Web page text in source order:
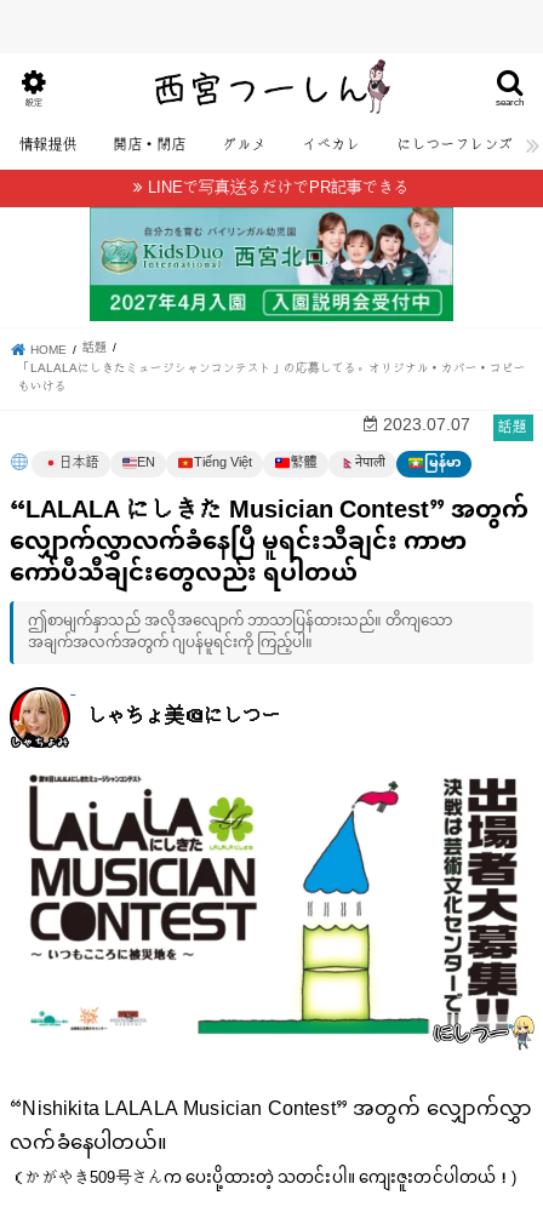
search
設定
情報提供 開店・閉店 グルメ イベカレ にしつーフレンズ
LINEで写真送るだけでPR記事できる
HOME 話題
「LALALAにしきたミュージシャンコンテスト」の応募してる。オリジナル・カバー・コピー
もいける
話題
2023.07.07
日本語 EN Tiếng Việt 繁體 नेपाली မြန်မာ
“LALALA にしきた Musician Contest” အတွက်
လျှောက်လွှာလက်ခံနေပြီ မူရင်းသီချင်း ကာဗာ
ကော်ပီသီချင်းတွေလည်း ရပါတယ်
ဤစာမျက်နှာသည် အလိုအလျောက် ဘာသာပြန်ထားသည်။ တိကျသော
အချက်အလက်အတွက် ဂျပန်မူရင်းကို ကြည့်ပါ။
しゃちょ美＠にしつー
“Nishikita LALALA Musician Contest” အတွက် လျှောက်လွှာ
လက်ခံနေပါတယ်။
（かがやき509号さんက ပေးပို့ထားတဲ့ သတင်းပါ။ ကျေးဇူးတင်ပါတယ်！)